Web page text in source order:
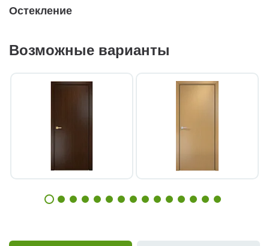
Остекление
Возможные варианты